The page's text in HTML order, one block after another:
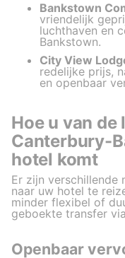
Bankstown
vriendelijk
luchthaven en
Bankstown.
City View
redelijke prijs,
en openbaar
Hoe u van
Canterbury-
hotel komt
Er zijn verschillende
naar uw hotel te
minder flexibel of
geboekte transfer
Openbaar